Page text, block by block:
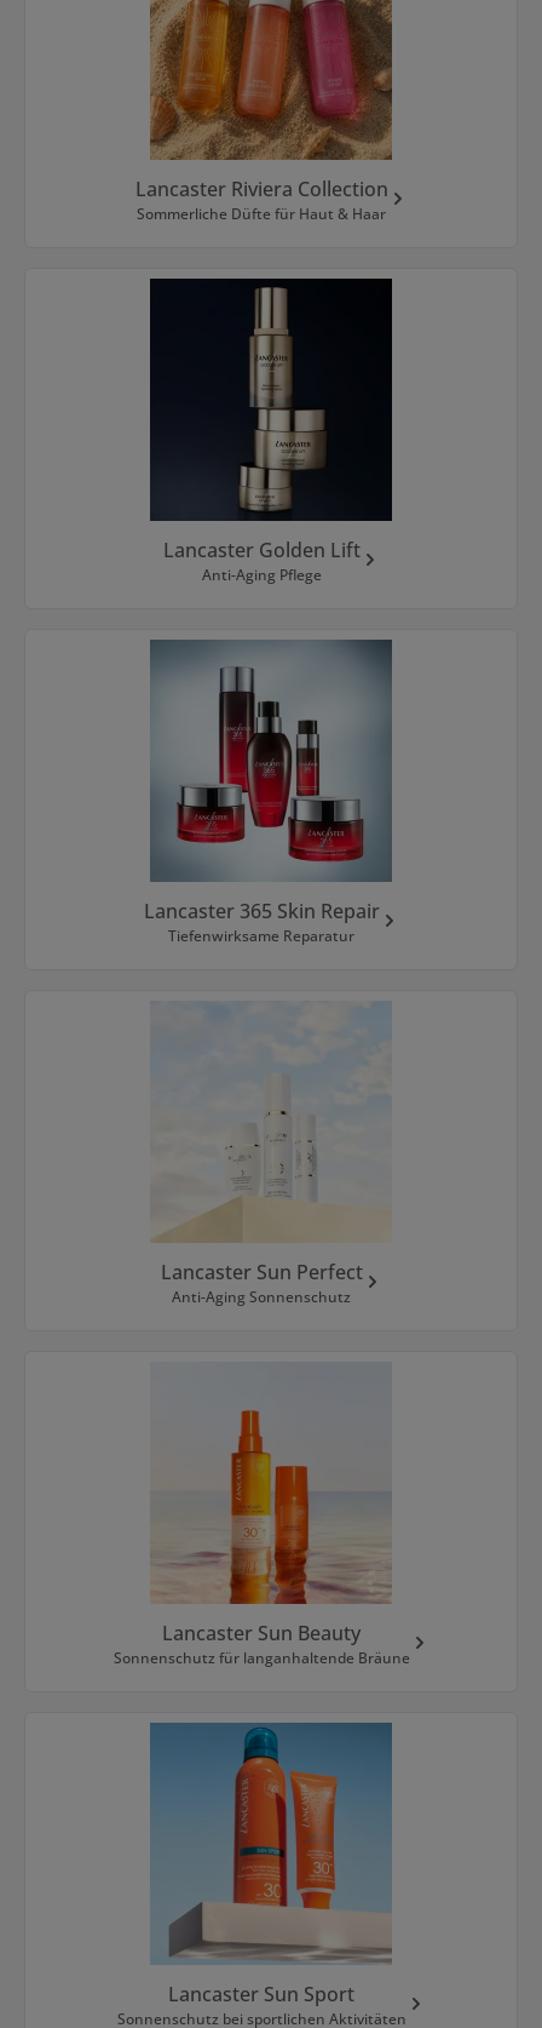
Lancaster Riviera Collection
Sommerliche Düfte für Haut & Haar
Lancaster Golden Lift
Anti-Aging Pflege
Lancaster 365 Skin Repair
Tiefenwirksame Reparatur
Lancaster Sun Perfect
Anti-Aging Sonnenschutz
Lancaster Sun Beauty
Sonnenschutz für langanhaltende Bräune
Lancaster Sun Sport
Sonnenschutz bei sportlichen Aktivitäten